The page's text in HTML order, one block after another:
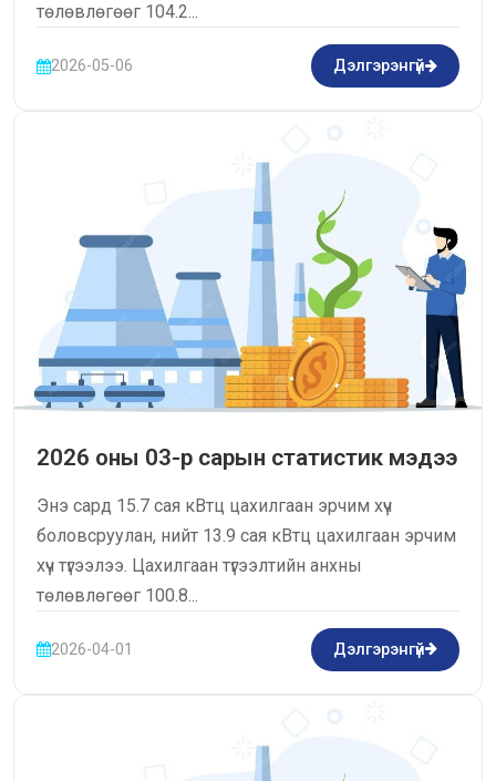
төлөвлөгөөг 104.2...
2026-05-06 Дэлгэрэнгүй
2026 оны 03-р сарын статистик мэдээ
Энэ сард 15.7 сая кВтц цахилгаан эрчим хүч
боловсруулан, нийт 13.9 сая кВтц цахилгаан эрчим
хүч түгээлээ. Цахилгаан түгээлтийн анхны
төлөвлөгөөг 100.8...
2026-04-01 Дэлгэрэнгүй